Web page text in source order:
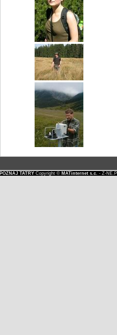
POZNAJ TATRYCopyright © MATinternet s.c. - Z-